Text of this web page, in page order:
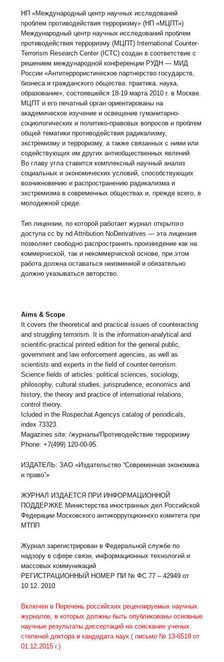
НП «Международный центр научных исследований
проблем противодействия терроризму» (НП «МЦПТ»)
Международный центр научных исследований проблем
противодействия терроризму (МЦПТ) International Counter-
Terrorism Research Center (ICTC) создан в соответствие с
решением международной конференции РУДН — МИД
России «Антитеррористическое партнерство государств,
бизнеса и гражданского общества: практика, наука,
образование», состоявшейся 18-19 марта 2010 г. в Москве.
МЦПТ и его печатный орган ориентированы на
академическое изучение и освещение гуманитарно-
социологических и политико-правовых вопросов и проблем
общей тематики противодействия радикализму,
экстремизму и терроризму, а также связанных с ними или
содействующих им других антиобщественных явлений.
Во главу угла ставится комплексный научный анализ
социальных и экономических условий, способствующих
возникновению и распространению радикализма и
экстремизма в современных обществах и, прежде всего, в
молодежной среде.
Тип лицензии, по которой работает журнал открытого
доступа cc by nd Attribution NoDerivatives — эта лицензия
позволяет свободно распространять произведение как на
коммерческой, так и некоммерческой основе, при этом
работа должна оставаться неизменной и обязательно
должно указываться авторство.
Aims & Scope
It covers the theoretical and practical issues of counteracting
and struggling terrorism. It is the information-analytical and
scientific-practical printed edition for the general public,
government and law enforcement agencies, as well as
scientists and experts in the field of counter-terrorism.
Science fields of articles: political sciences, sociology,
philosophy, cultural studies, jurisprudence, economics and
history, the theory and practice of international relations,
control theory.
Icluded in the Rospechat Agencys catalog of periodicals,
index 73323.
Magazines site: /журналы/Противодействие терроризму
Phone: +7(499) 120-00-95.
ИЗДАТЕЛЬ: ЗАО «Издательство “Современная экономика
и право”»
ЖУРНАЛ ИЗДАЕТСЯ ПРИ ИНФОРМАЦИОННОЙ
ПОДДЕРЖКЕ Министерства иностранных дел Российской
Федерации Московского антикоррупционного комитета при
МТПП
Журнал зарегистрирован в Федеральной службе по
надзору в сфере связи, информационных технологий и
массовых коммуникаций
РЕГИСТРАЦИОННЫЙ НОМЕР ПИ № ФС 77 – 42949 от
10.12. 2010
Включен в Перечень российских рецензируемых научных
журналов, в которых должны быть опубликованы основные
научные результаты диссертаций на соискание ученых
степеней доктора и кандидата наук ( письмо № 13-6518 от
01.12.2015 г.)